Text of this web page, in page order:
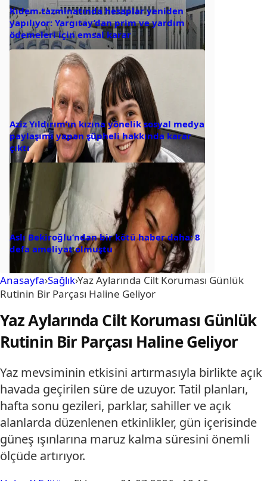
Kıdem tazminatında hesaplar yeniden
yapılıyor: Yargıtay’dan prim ve yardım
ödemeleri için emsal karar
Aziz Yıldırım’ın kızına yönelik sosyal medya
paylaşımı yapan şüpheli hakkında karar
çıktı
Aslı Bekiroğlu’ndan bir kötü haber daha: 8
defa ameliyat olmuştu
Anasayfa›Sağlık›Yaz Aylarında Cilt Koruması Günlük
Rutinin Bir Parçası Haline Geliyor
Yaz Aylarında Cilt Koruması Günlük
Rutinin Bir Parçası Haline Geliyor
Yaz mevsiminin etkisini artırmasıyla birlikte açık
havada geçirilen süre de uzuyor. Tatil planları,
hafta sonu gezileri, parklar, sahiller ve açık
alanlarda düzenlenen etkinlikler, gün içerisinde
güneş ışınlarına maruz kalma süresini önemli
ölçüde artırıyor.